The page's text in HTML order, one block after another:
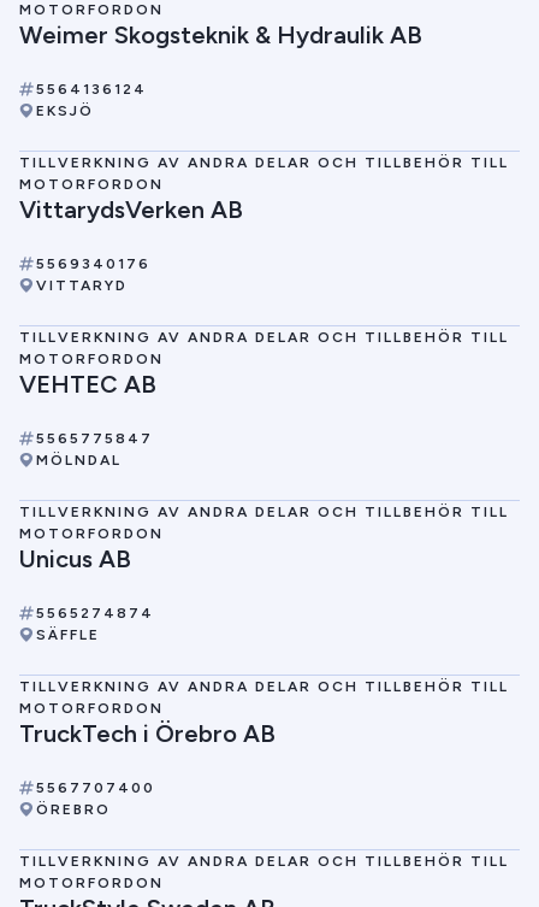
MOTORFORDON
Weimer Skogsteknik & Hydraulik AB
5564136124
EKSJÖ
TILLVERKNING AV ANDRA DELAR OCH TILLBEHÖR TILL
MOTORFORDON
VittarydsVerken AB
5569340176
VITTARYD
TILLVERKNING AV ANDRA DELAR OCH TILLBEHÖR TILL
MOTORFORDON
VEHTEC AB
5565775847
MÖLNDAL
TILLVERKNING AV ANDRA DELAR OCH TILLBEHÖR TILL
MOTORFORDON
Unicus AB
5565274874
SÄFFLE
TILLVERKNING AV ANDRA DELAR OCH TILLBEHÖR TILL
MOTORFORDON
TruckTech i Örebro AB
5567707400
ÖREBRO
TILLVERKNING AV ANDRA DELAR OCH TILLBEHÖR TILL
MOTORFORDON